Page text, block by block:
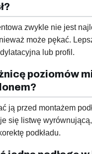
zwykle nie jest
może pękać.
lub profil.
poziomów
ją przed montażem
się listwę wyrównującą,
podkładu.